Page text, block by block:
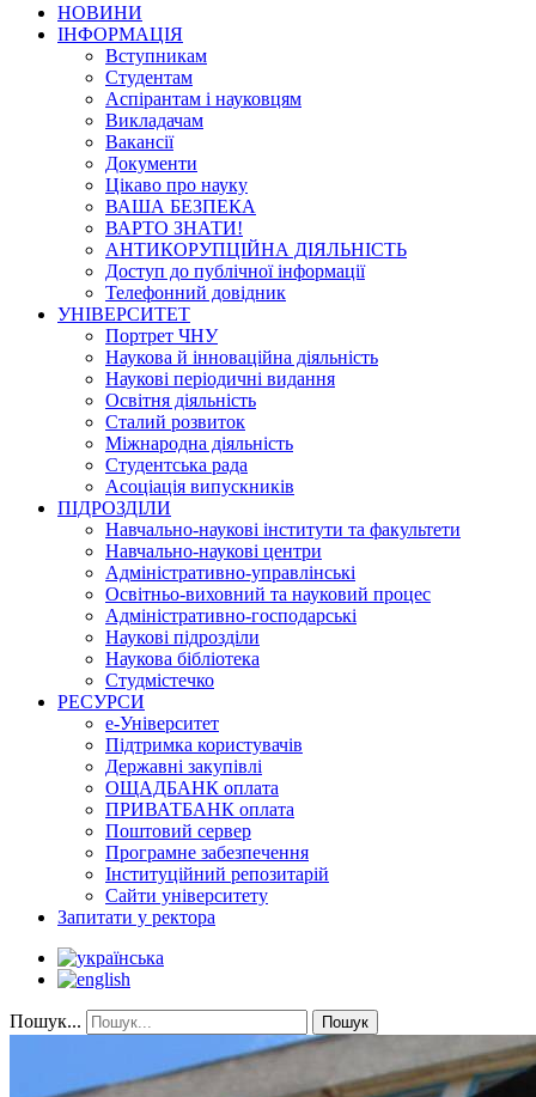
НОВИНИ
ІНФОРМАЦІЯ
Вступникам
Студентам
Аспірантам і науковцям
Викладачам
Вакансії
Документи
Цікаво про науку
ВАША БЕЗПЕКА
ВАРТО ЗНАТИ!
АНТИКОРУПЦІЙНА ДІЯЛЬНІСТЬ
Доступ до публічної інформації
Телефонний довідник
УНІВЕРСИТЕТ
Портрет ЧНУ
Наукова й інноваційна діяльність
Наукові періодичні видання
Освітня діяльність
Сталий розвиток
Міжнародна діяльність
Студентська рада
Асоціація випускників
ПІДРОЗДІЛИ
Навчально-наукові інститути та факультети
Навчально-наукові центри
Адміністративно-управлінські
Освітньо-виховний та науковий процес
Адміністративно-господарські
Наукові підрозділи
Наукова бібліотека
Студмістечко
РЕСУРСИ
е-Університет
Підтримка користувачів
Державні закупівлі
ОЩАДБАНК оплата
ПРИВАТБАНК оплата
Поштовий сервер
Програмне забезпечення
Інституційний репозитарій
Сайти університету
Запитати у ректора
Пошук... Пошук